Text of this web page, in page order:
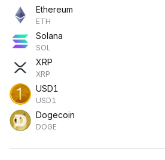
Ethereum
ETH
Solana
SOL
XRP
XRP
USD1
USD1
Dogecoin
DOGE